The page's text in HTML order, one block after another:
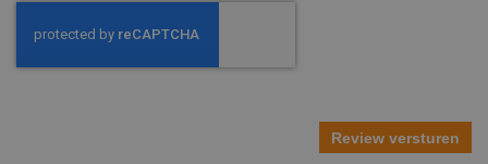
Review versturen